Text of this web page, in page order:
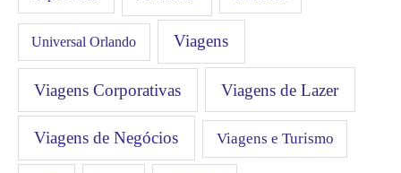
Universal Orlando Viagens
Viagens Corporativas Viagens de Lazer
Viagens de Negócios Viagens e Turismo